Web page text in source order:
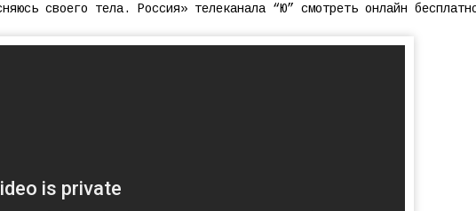
своего тела. Россия» телеканала “Ю” смотреть онлайн